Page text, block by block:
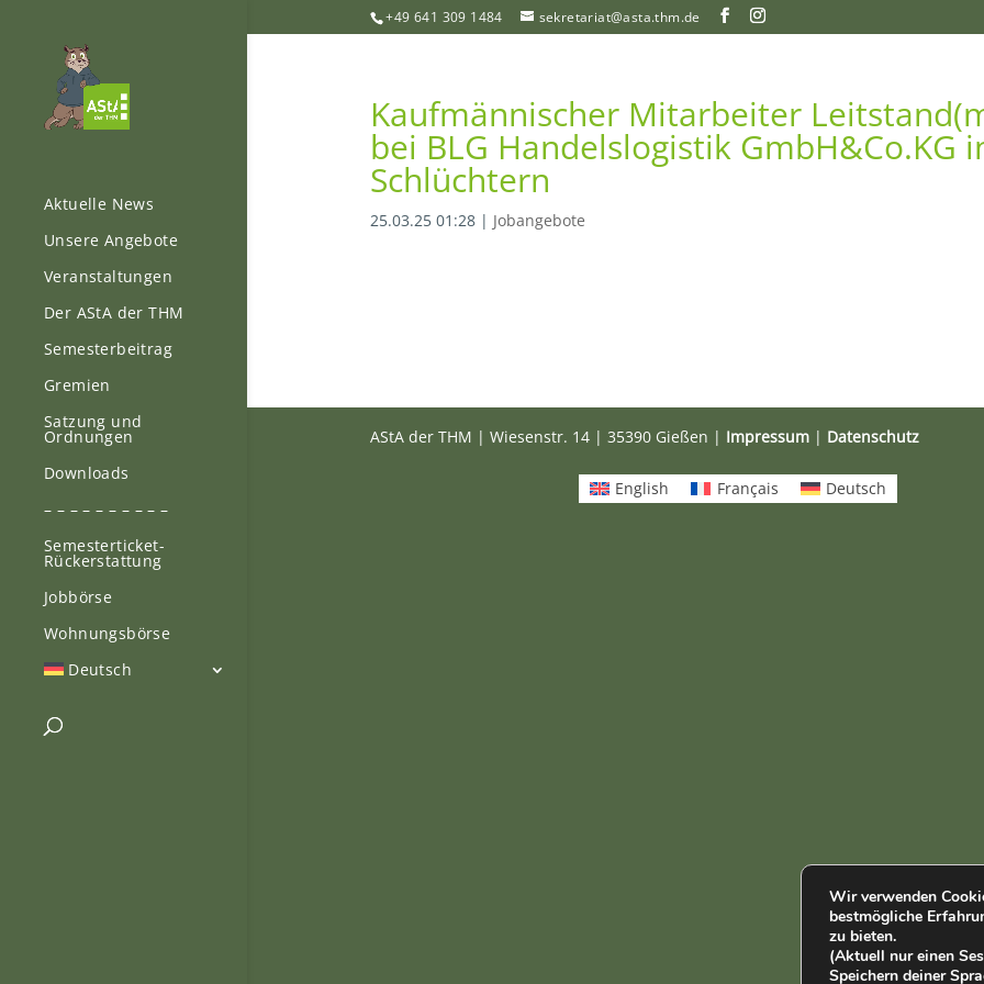
+49 641 309 1484 sekretariat@asta.thm.de
Aktuelle News
Unsere Angebote
Veranstaltungen
Der AStA der THM
Semesterbeitrag
Gremien
Satzung und
Ordnungen
Downloads
– – – – – – – – – –
Semesterticket-
Rückerstattung
Jobbörse
Wohnungsbörse
Deutsch
Kaufmännischer Mitarbeiter
bei BLG Handelslogistik GmbH&Co.KG
Schlüchtern
25.03.25 01:28| Jobangebote
AStA der THM | Wiesenstr. 14 | 35390 Gießen | Impressum| Datenschutz
Wir verwenden
bestmögliche
zu bieten.
(Aktuell nur einen
Speichern deiner
English Français Deutsch